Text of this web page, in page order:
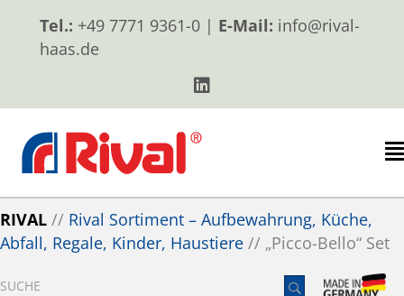
Tel.: +49 7771 9361-0 | E-Mail: info@rival-
haas.de
RIVAL // Rival Sortiment – Aufbewahrung, Küche,
Abfall, Regale, Kinder, Haustiere // „Picco-Bello“ Set